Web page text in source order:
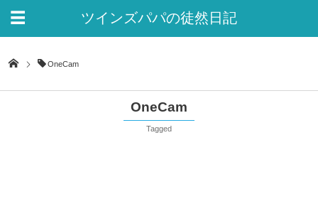
ツインズパパの徒然日記
OneCam
OneCam
Tagged